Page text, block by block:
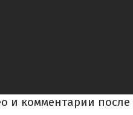
и комментарии